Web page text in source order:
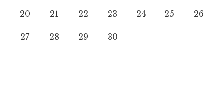
20 21 22 23 24 25 26
27 28 29 30